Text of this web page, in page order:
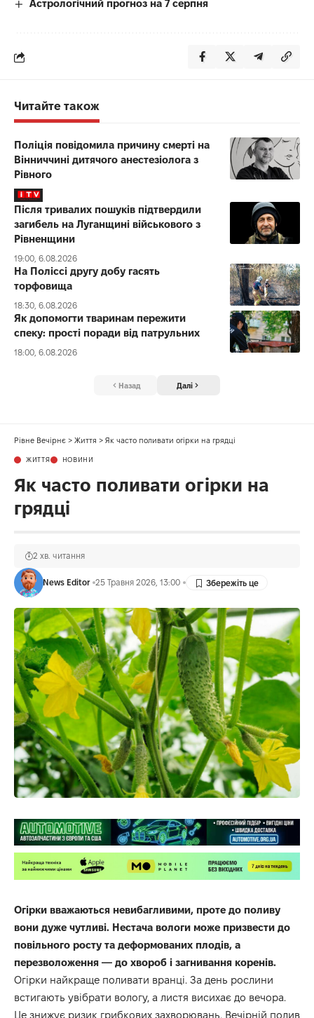
Астрологічний прогноз на 7 серпня
Читайте також
Поліція повідомила причину смерті на
Вінниччині дитячого анестезіолога з
Рівного
Після тривалих пошуків підтвердили
загибель на Луганщині військового з
Рівненщини
19:00, 6.08.2026
На Поліссі другу добу гасять
торфовища
18:30, 6.08.2026
Як допомогти тваринам пережити
спеку: прості поради від патрульних
18:00, 6.08.2026
Назад Далі
Рівне Вечірнє > Життя > Як часто поливати огірки на грядці
ЖИТТЯ НОВИНИ
Як часто поливати огірки на
грядці
News Editor 25 Травня 2026, 13:00
2 хв. читання
Огірки вважаються невибагливими, проте до поливу
вони дуже чутливі. Нестача вологи може призвести до
повільного росту та деформованих плодів, а
перезволоження — до хвороб і загнивання коренів.
Огірки найкраще поливати вранці. За день рослини
встигають увібрати вологу, а листя висихає до вечора.
Це знижує ризик грибкових захворювань. Вечірній полив